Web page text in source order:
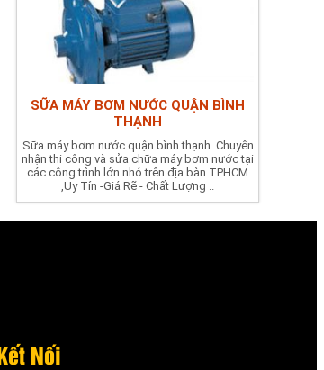
SỮA MÁY BƠM NƯỚC QUẬN BÌNH
THẠNH
Sữa máy bơm nước quận bình thạnh. Chuyên
nhận thi công và sửa chữa máy bơm nước tại
các công trình lớn nhỏ trên địa bàn TPHCM
,Uy Tín -Giá Rẽ - Chất Lượng ..
Kết Nối